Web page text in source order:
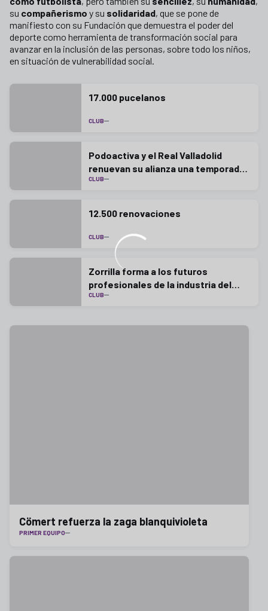
su compañerismo y su solidaridad, que se pone de
manifiesto con su Fundación que demuestra el poder del
deporte como herramienta de transformación social para
avanzar en la inclusión de las personas, sobre todo los niños,
en situación de vulnerabilidad social.
17.000 pucelanos
CLUB
Podoactiva y el Real Valladolid
renuevan su alianza una temporada
más
CLUB
12.500 renovaciones
CLUB
Zorrilla forma a los futuros
profesionales de la industria del
fútbol
CLUB
Cömert refuerza la zaga blanquivioleta
PRIMER EQUIPO